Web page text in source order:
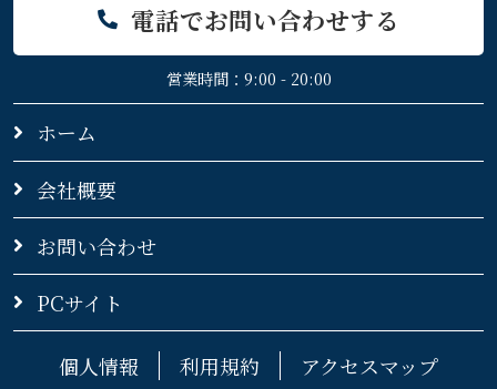
電話でお問い合わせする
営業時間：9:00 - 20:00
ホーム
会社概要
お問い合わせ
PCサイト
個人情報 利用規約 アクセスマップ